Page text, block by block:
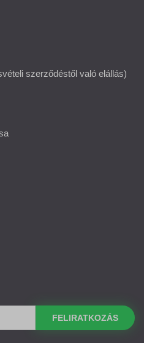
szerződéstől való elállás)
FELIRATKOZÁS